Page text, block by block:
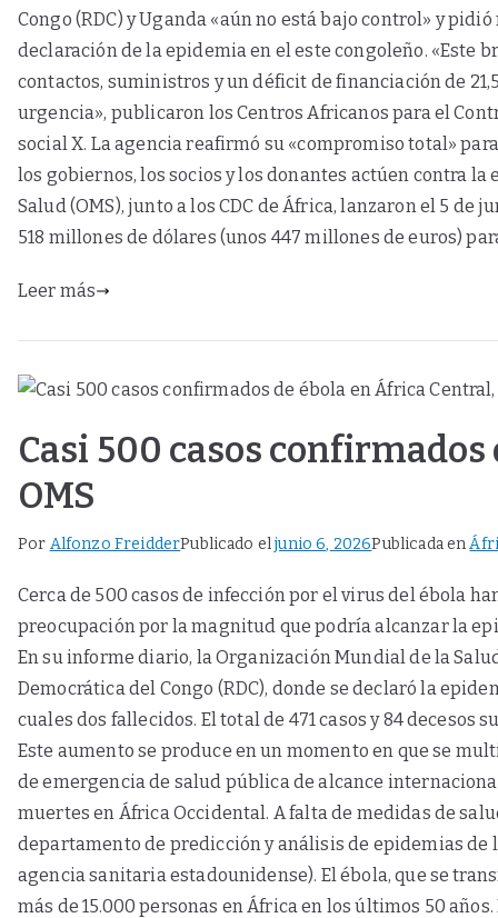
Congo (RDC) y Uganda «aún no está bajo control» y
declaración de la epidemia en el este congoleño. «Este
contactos, suministros y un déficit de financiación de
urgencia», publicaron los Centros Africanos para el
social X. La agencia reafirmó su «compromiso total»
los gobiernos, los socios y los donantes actúen contra
Salud (OMS), junto a los CDC de África, lanzaron el 5
518 millones de dólares (unos 447 millones de euros)
Leer más
Casi 500 casos
OMS
Por Alfonzo FreidderPublicado eljunio 6, 2026Publicada en
Cerca de 500 casos de infección por el virus del ébola
preocupación por la magnitud que podría alcanzar la
En su informe diario, la Organización Mundial de la
Democrática del Congo (RDC), donde se declaró la
cuales dos fallecidos. El total de 471 casos y 84
Este aumento se produce en un momento en que se
de emergencia de salud pública de alcance
muertes en África Occidental. A falta de medidas de
departamento de predicción y análisis de epidemias de
agencia sanitaria estadounidense). El ébola, que se
más de 15.000 personas en África en los últimos 50